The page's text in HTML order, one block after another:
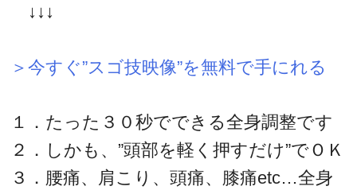
↓↓↓
＞今すぐ”スゴ技映像”を無料で手にれる
１．たった３０秒でできる全身調整です
２．しかも、”頭部を軽く押すだけ”でＯＫ
３．腰痛、肩こり、頭痛、膝痛etc…全身